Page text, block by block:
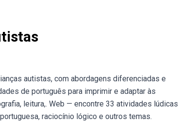
autistas, com abordagens diferenciadas e
de português para imprimir e adaptar às
leitura,. Web — encontre 33 atividades lúdicas
raciocínio lógico e outros temas.